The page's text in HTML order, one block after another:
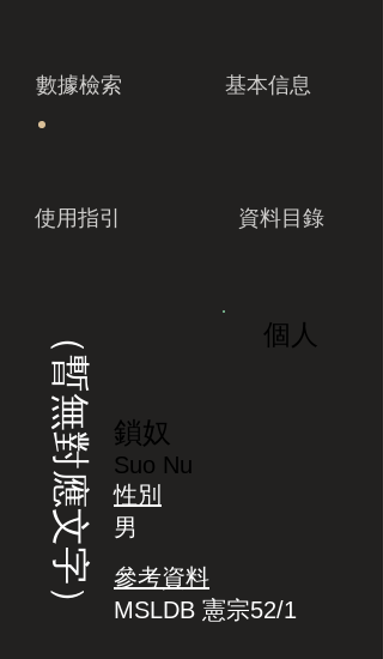
數據檢索 基本信息
使用指引 資料目錄
（暫無對應文字） 個人
鎖奴
Suo Nu
性別
男
參考資料
MSLDB 憲宗52/1